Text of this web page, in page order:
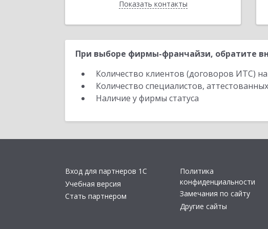
Показать контакты
Назад
При выборе фирмы-франчайзи, обратите
Количество клиентов (договоров ИТС)
Количество специалистов,
Наличие у фирмы статуса
Вход для партнеров 1С
Учебная версия
Стать партнером
Политика
конфиденциальности
Замечания по сайту
Другие сайты